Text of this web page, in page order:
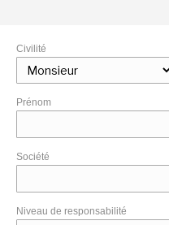
Civilité
Prénom
Société
Niveau de responsabilité